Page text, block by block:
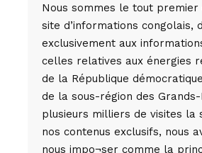
Nous sommes le tout
site d’informations congolais,
exclusivement aux
celles relatives aux énergies
de la République
de la sous-région des
plusieurs milliers de visites la
nos contenus exclusifs, nous
nous impo¬ser comme la